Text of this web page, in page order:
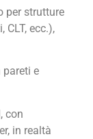
per strutture
CLT, ecc.),
e
con
in realtà